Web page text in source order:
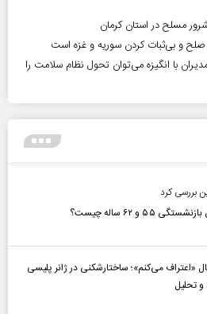
صلح و بی‌ثبات کردن سوریه و غزه است
با انگیزه می‌توان تحول نظام سلامت را
بررسی کرد
۵۵ و ۶۲ ساله چیست؟
«اعتراف می‌کنم»؛ ساختارشکنی در ژانر پلیسی
و تحلیل